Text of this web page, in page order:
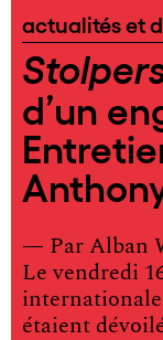
actualités et
d’un
— Par Alban
Le vendredi
étaient